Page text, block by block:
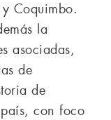
Coquimbo.
la
asociadas,
de
de
país, con foco